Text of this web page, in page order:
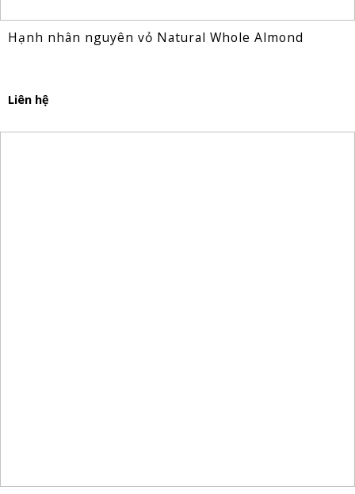
Hạnh nhân nguyên vỏ Natural Whole Almond
Liên hệ